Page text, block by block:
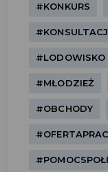
#KONKURS
#LODOWISKO
#MŁODZIEŻ
#OBCHODY